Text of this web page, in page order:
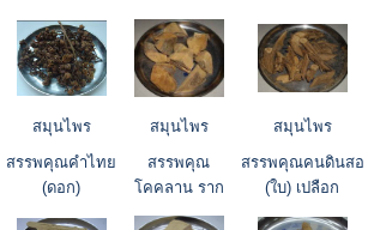
สมุนไพร สมุนไพร สมุนไพร
สรรพคุณคำไทย
(ดอก)
สรรพคุณ
โคคลาน ราก
สรรพคุณคนดินสอ
(ใบ) เปลือก